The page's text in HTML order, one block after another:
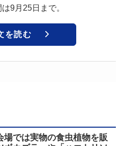
9月25日まで。
を読む
場では実物の食虫植物を販